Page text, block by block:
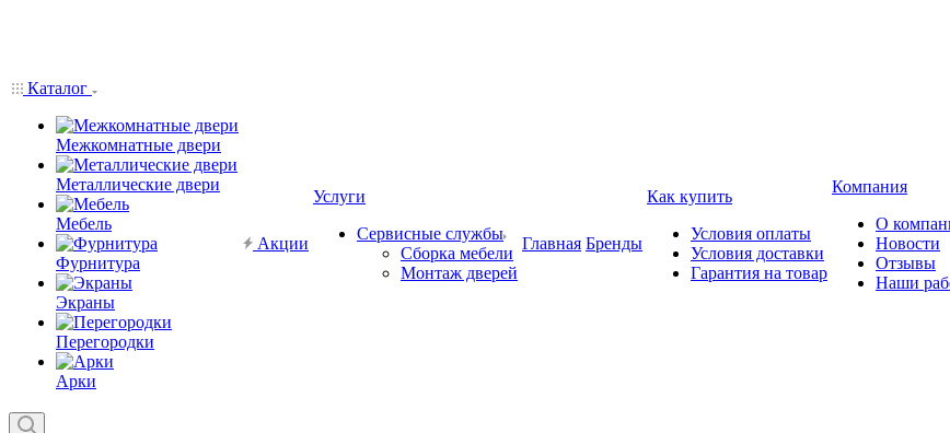
Каталог
Межкомнатные двери
Металлические двери
Мебель
Фурнитура
Экраны
Перегородки
Арки
Акции
Услуги
Сервисные службы
Сборка мебели
Монтаж дверей
Главная Бренды
Как купить
Условия оплаты
Условия доставки
Гарантия на товар
Компания
О
Новости
Отзывы
Наши